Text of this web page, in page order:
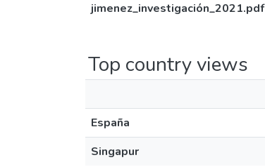
jimenez_investigación_2021.pdf
Top country views
España
Singapur